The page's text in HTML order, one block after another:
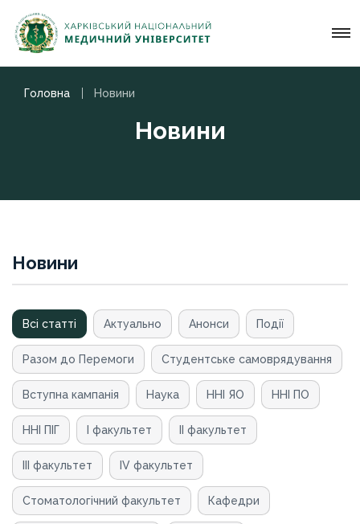
Головна Новини
Новини
Новини
Всі статті Актуально Анонси Події
Разом до Перемоги Студентське самоврядування
Вступна кампанія Наука ННІ ЯО ННІ ПО
ННІ ПІГ І факультет ІІ факультет
ІІІ факультет ІV факультет
Стоматологічний факультет Кафедри